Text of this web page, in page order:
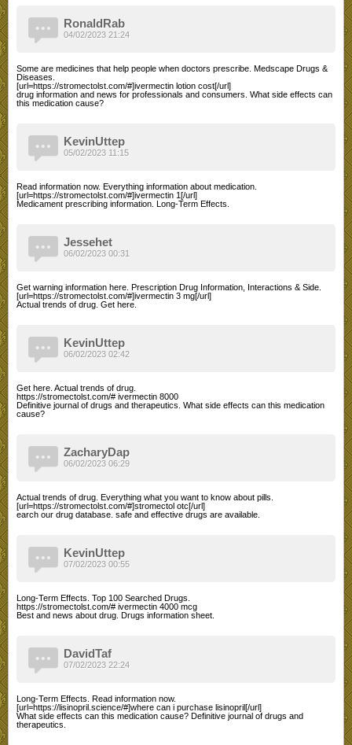
RonaldRab
Some are medicines that help people when doctors prescribe. Medscape Drugs &
Diseases.
[url=https://stromectolst.com/#]ivermectin lotion cost[/url]
drug information and news for professionals and consumers. What side effects can
this medication cause?
04/02/2023 21:24
KevinUttep
Read information now. Everything information about medication.
[url=https://stromectolst.com/#]ivermectin 1[/url]
Medicament prescribing information. Long-Term Effects.
05/02/2023 11:15
Jessehet
Get warning information here. Prescription Drug Information, Interactions & Side.
[url=https://stromectolst.com/#]ivermectin 3 mg[/url]
Actual trends of drug. Get here.
06/02/2023 00:31
KevinUttep
Get here. Actual trends of drug.
https://stromectolst.com/# ivermectin 8000
Definitive journal of drugs and therapeutics. What side effects can this medication
cause?
06/02/2023 02:42
ZacharyDap
Actual trends of drug. Everything what you want to know about pills.
[url=https://stromectolst.com/#]stromectol otc[/url]
earch our drug database. safe and effective drugs are available.
06/02/2023 06:29
KevinUttep
Long-Term Effects. Top 100 Searched Drugs.
https://stromectolst.com/# ivermectin 4000 mcg
Best and news about drug. Drugs information sheet.
07/02/2023 00:55
DavidTaf
Long-Term Effects. Read information now.
[url=https://lisinopril.science/#]where can i purchase lisinopril[/url]
What side effects can this medication cause? Definitive journal of drugs and
therapeutics.
07/02/2023 22:24